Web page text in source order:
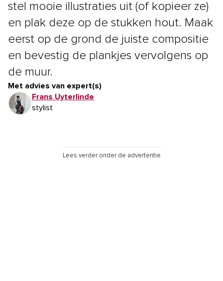
stel mooie illustraties uit (of kopieer ze)
en plak deze op de stukken hout. Maak
eerst op de grond de juiste compositie
en bevestig de plankjes vervolgens op
de muur.
Met advies van expert(s)
Frans Uyterlinde
stylist
Lees verder onder de advertentie